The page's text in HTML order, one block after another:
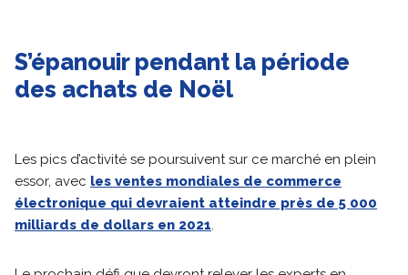
S’épanouir pendant la période
des achats de Noël
Les pics d’activité se poursuivent sur ce marché en plein
essor, avec les ventes mondiales de commerce
électronique qui devraient atteindre près de 5 000
milliards de dollars en 2021.